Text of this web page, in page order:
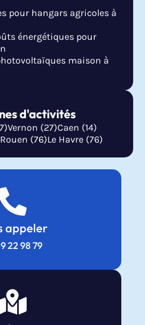
pour hangars agricoles à
énergétiques pour
maison à
d'activités
Vernon (27)Caen (14)
Rouen (76)Le Havre (76)
appeler
22 98 79